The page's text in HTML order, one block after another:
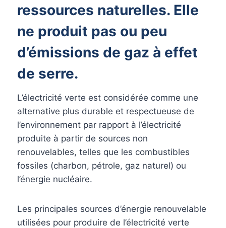
ressources naturelles. Elle
ne produit pas ou peu
d’émissions de gaz à effet
de serre.
L’électricité verte est considérée comme une
alternative plus durable et respectueuse de
l’environnement par rapport à l’électricité
produite à partir de sources non
renouvelables, telles que les combustibles
fossiles (charbon, pétrole, gaz naturel) ou
l’énergie nucléaire.
Les principales sources d’énergie renouvelable
utilisées pour produire de l’électricité verte